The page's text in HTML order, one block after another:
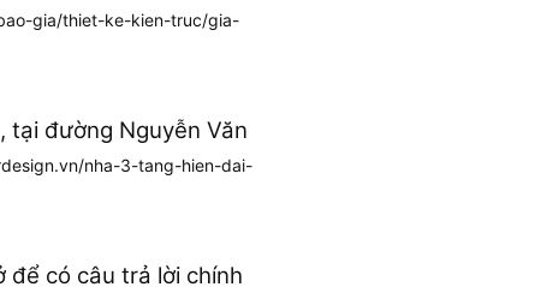
gia/thiet-ke-kien-truc/gia-
tại đường Nguyễn Văn
nha-3-tang-hien-dai-
để có câu trả lời chính